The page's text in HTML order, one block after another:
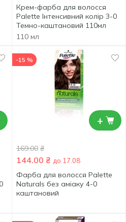
Крем-фарба для волосся
Palette Інтенсивний колір 3-0
Темно-каштановий 110мл
110 мл
+
-15 %
169.00 ₴
144.00 ₴ до 17.08
Фарба для волосся Palette
Naturals без аміаку 4-0
каштановий